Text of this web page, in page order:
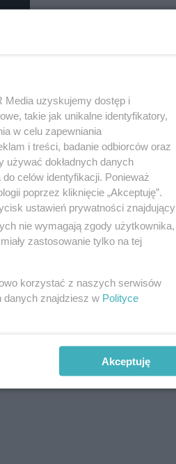
Media uzyskujemy dostęp i
takie jak unikalne identyfikatory,
w celu zapewniania
i treści, badanie odbiorców oraz
używać dokładnych danych
celów identyfikacji. Ponieważ
poprzez kliknięcie „Akceptuję”.
ustawień prywatności znajdujący
nie wymagają zgody użytkownika,
zastosowanie tylko na tej
korzystać z naszych serwisów
danych znajdziesz w Polityce
Akceptuję